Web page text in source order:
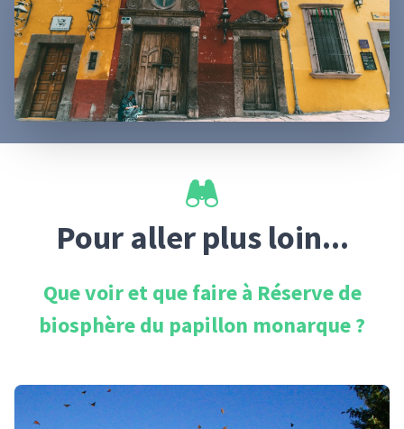
Pour aller plus loin...
Que voir et que faire à Réserve de
biosphère du papillon monarque?